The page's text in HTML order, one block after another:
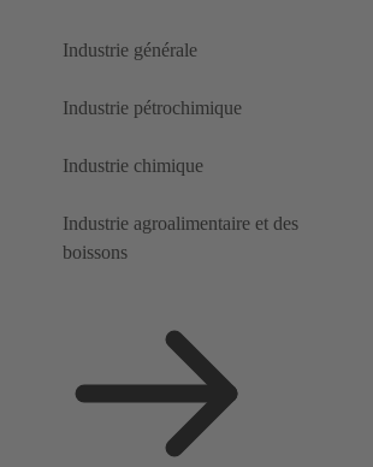
Industrie générale
Industrie pétrochimique
Industrie chimique
Industrie agroalimentaire et des
boissons